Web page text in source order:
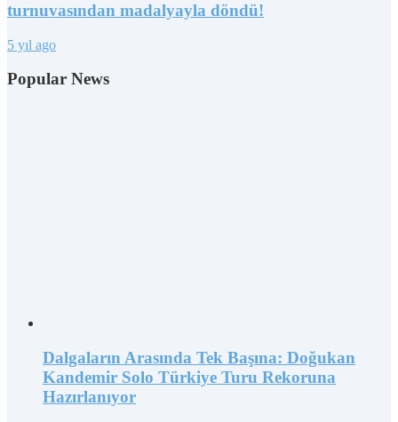
turnuvasından madalyayla döndü!
5 yıl ago
Popular News
Dalgaların Arasında Tek Başına: Doğukan
Kandemir Solo Türkiye Turu Rekoruna
Hazırlanıyor